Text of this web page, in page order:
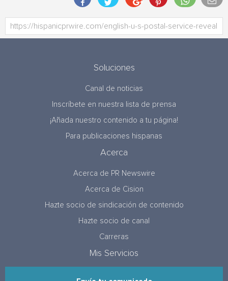
Soluciones
Canal de noticias
Inscríbete en nuestra lista de prensa
¡Añada nuestro contenido a tu página!
Para publicaciones hispanas
Acerca
Acerca de PR Newswire
Acerca de Cision
Hazte socio de sindicación de contenido
Hazte socio de canal
Carreras
Mis Servicios